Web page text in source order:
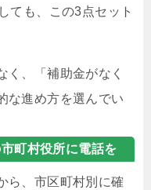
ても、この3点セット
く、「補助金がなく
な進め方を選んでい
町村役所に電話を
ら、市区町村別に確